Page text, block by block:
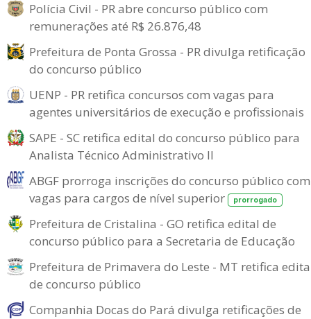
Polícia Civil - PR abre concurso público com
remunerações até R$ 26.876,48
Prefeitura de Ponta Grossa - PR divulga retificação
do concurso público
UENP - PR retifica concursos com vagas para
agentes universitários de execução e profissionais
SAPE - SC retifica edital do concurso público para
Analista Técnico Administrativo II
ABGF prorroga inscrições do concurso público com
vagas para cargos de nível superior
prorrogado
Prefeitura de Cristalina - GO retifica edital de
concurso público para a Secretaria de Educação
Prefeitura de Primavera do Leste - MT retifica
de concurso público
Companhia Docas do Pará divulga retificações de